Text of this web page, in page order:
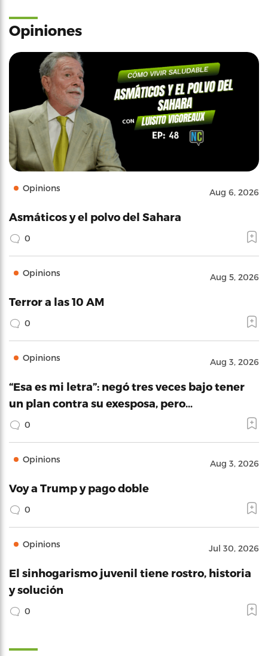
Opiniones
Opinions Aug 6, 2026
Asmáticos y el polvo del Sahara
0
Opinions Aug 5, 2026
Terror a las 10 AM
0
Opinions Aug 3, 2026
“Esa es mi letra”: negó tres veces bajo tener
un plan contra su exesposa, pero…
0
Opinions Aug 3, 2026
Voy a Trump y pago doble
0
Opinions Jul 30, 2026
El sinhogarismo juvenil tiene rostro, historia
y solución
0